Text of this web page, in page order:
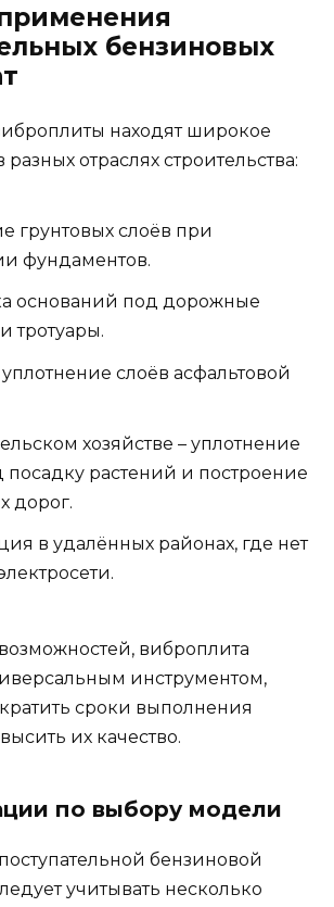
бензиновых
находят широкое
отраслях строительства:
грунтовых слоёв при
фундаментов.
оснований под дорожные
тротуары.
слоёв асфальтовой
хозяйстве – уплотнение
посадку растений и построение
дорог.
в удалённых районах, где нет
виброплита
инструментом,
сроки выполнения
их качество.
по выбору модели
бензиновой
учитывать несколько